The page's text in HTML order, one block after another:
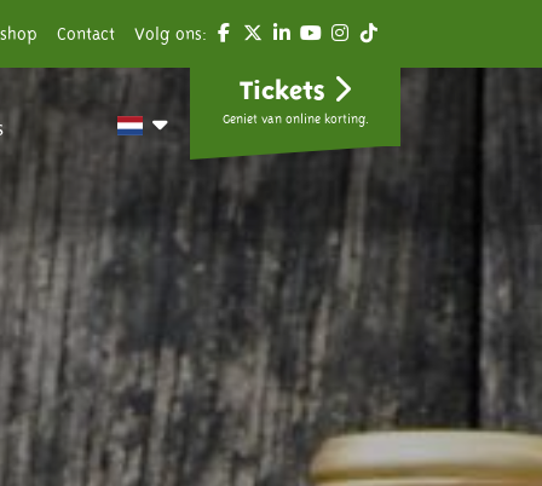
Contact Volg ons:
Tickets
Geniet van online korting.